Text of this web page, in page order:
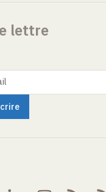
lettre